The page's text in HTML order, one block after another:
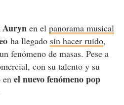
Aurynen el panorama musical
ha llegado sin hacer ruido,
fenómeno de masas. Pese a
con su talento y su
en el nuevo fenómeno pop